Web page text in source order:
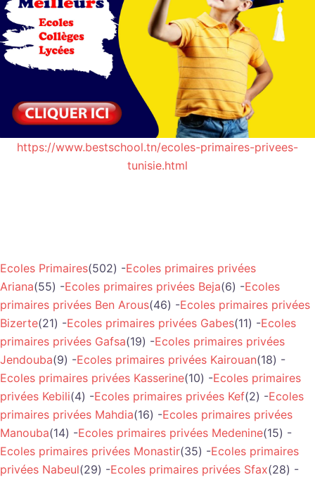
https://www.bestschool.tn/ecoles-primaires-privees-
tunisie.html
Ecoles Primaires(502) -Ecoles primaires privées
Ariana(55) -Ecoles primaires privées Beja(6) -Ecoles
primaires privées Ben Arous(46) -Ecoles primaires privées
Bizerte(21) -Ecoles primaires privées Gabes(11) -Ecoles
primaires privées Gafsa(19) -Ecoles primaires privées
Jendouba(9) -Ecoles primaires privées Kairouan(18) -
Ecoles primaires privées Kasserine(10) -Ecoles primaires
privées Kebili(4) -Ecoles primaires privées Kef(2) -Ecoles
primaires privées Mahdia(16) -Ecoles primaires privées
Manouba(14) -Ecoles primaires privées Medenine(15) -
Ecoles primaires privées Monastir(35) -Ecoles primaires
privées Nabeul(29) -Ecoles primaires privées Sfax(28) -